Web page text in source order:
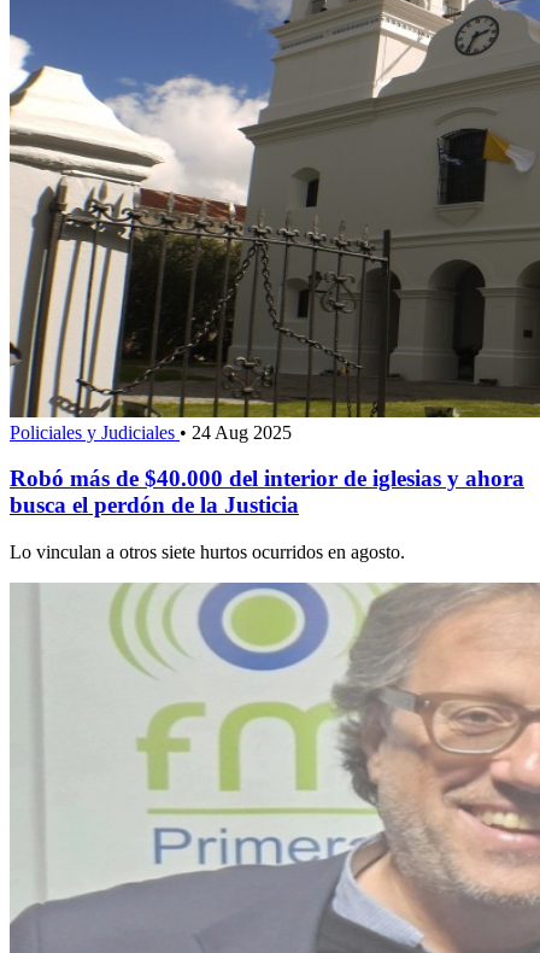
Policiales y Judiciales • 24 Aug 2025
Robó más de $40.000 del interior de iglesias y ahora
busca el perdón de la Justicia
Lo vinculan a otros siete hurtos ocurridos en agosto.